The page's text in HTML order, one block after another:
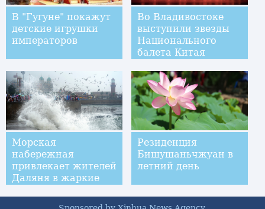
В "Гугуне" покажут
детские игрушки
императоров
Во Владивостоке
выступили звезды
Национального
балета Китая
Морская
набережная
привлекает жителей
Даляня в жаркие
Резиденция
Бишушаньчжуан в
летний день